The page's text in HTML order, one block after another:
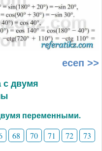
есеп >>
с двумя
переменными.
68 70 71 72
73